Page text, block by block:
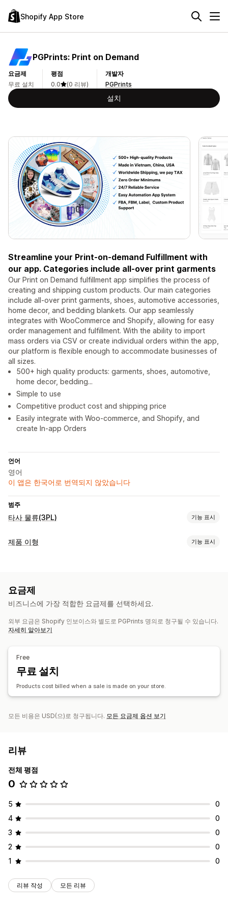
Shopify App Store
PGPrints: Print on Demand
요금제
무료 설치
평점
0.0
(0 리뷰)
개발자
PGPrints
설치
Streamline your Print-on-demand Fulfillment with
our app. Categories include all-over print garments
Our Print on Demand fulfillment app simplifies the process of
creating and shipping custom products. Our main categories
include all-over print garments, shoes, automotive accessories,
home decor, and bedding blankets. Our app seamlessly
integrates with WooCommerce and Shopify, allowing for easy
order management and fulfillment. With the ability to import
mass orders via CSV or create individual orders within the app,
our platform is flexible enough to accommodate businesses of
all sizes.
500+ high quality products: garments, shoes, automotive,
home decor, bedding...
Simple to use
Competitive product cost and shipping price
Easily integrate with Woo-commerce, and Shopify, and
create In-app Orders
언어
영어
이 앱은 한국어로 번역되지 않았습니다
범주
타사 물류(3PL) 기능 표시
주문 관리
자동 동기화
제품 이형 기능 표시
사용자 지정 텍스트
가져오기 및 내보내기 이형 상품 표시
가격 책정
재고
SKU 관리 재고 사용 가능성 재고 보유 표시 수동 업데이트
요금제
비즈니스에 가장 적합한 요금제를 선택하세요.
외부 요금은 Shopify 인보이스와 별도로 PGPrints 명의로 청구될 수 있습니다.
자세히 알아보기
Free
무료 설치
Products cost billed when a sale is made on your store.
모든 비용은 USD(으)로 청구됩니다. 모든 요금제 옵션 보기
리뷰
전체 평점
0
5
0
4
0
3
0
2
0
1
0
리뷰 작성 모든 리뷰